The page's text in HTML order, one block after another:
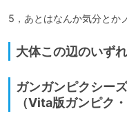
5，あとはなんか気分とか
大体この辺のいず
ガンガンピクシー
（Vita版ガンピク